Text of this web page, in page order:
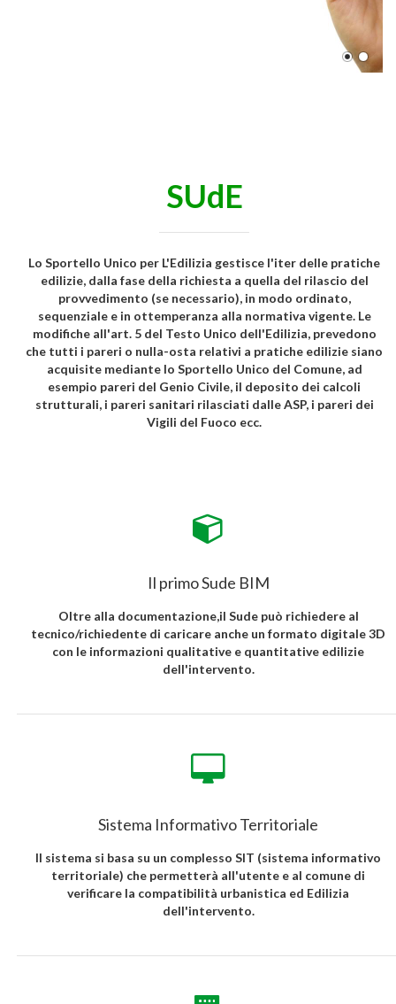
SUdE
Lo Sportello Unico per L'Edilizia gestisce l'iter delle pratiche
edilizie, dalla fase della richiesta a quella del rilascio del
provvedimento (se necessario), in modo ordinato,
sequenziale e in ottemperanza alla normativa vigente. Le
modifiche all'art. 5 del Testo Unico dell'Edilizia, prevedono
che tutti i pareri o nulla-osta relativi a pratiche edilizie siano
acquisite mediante lo Sportello Unico del Comune, ad
esempio pareri del Genio Civile, il deposito dei calcoli
strutturali, i pareri sanitari rilasciati dalle ASP, i pareri dei
Vigili del Fuoco ecc.
Il primo Sude BIM
Oltre alla documentazione,il Sude può richiedere al
tecnico/richiedente di caricare anche un formato digitale 3D
con le informazioni qualitative e quantitative edilizie
dell'intervento.
Sistema Informativo Territoriale
Il sistema si basa su un complesso SIT (sistema informativo
territoriale) che permetterà all'utente e al comune di
verificare la compatibilità urbanistica ed Edilizia
dell'intervento.